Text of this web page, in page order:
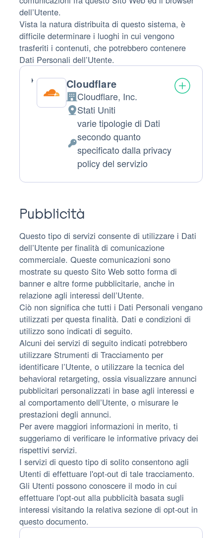
dell’Utente.
Vista la natura distribuita di questo sistema, è
difficile determinare i luoghi in cui vengono
trasferiti i contenuti, che potrebbero contenere
Dati Personali dell’Utente.
Cloudflare
Azienda:
Cloudflare, Inc.
Luogo
trattamento:
Stati Uniti
Dati
Personali
varie tipologie di Dati
secondo quanto
specificato dalla privacy
policy del servizio
Pubblicità
Questo tipo di servizi consente di utilizzare i Dati
dell’Utente per finalità di comunicazione
commerciale. Queste comunicazioni sono
mostrate su questo Sito Web sotto forma di
banner e altre forme pubblicitarie, anche in
relazione agli interessi dell’Utente.
Ciò non significa che tutti i Dati Personali vengano
utilizzati per questa finalità. Dati e condizioni di
utilizzo sono indicati di seguito.
Alcuni dei servizi di seguito indicati potrebbero
utilizzare Strumenti di Tracciamento per
identificare l’Utente, o utilizzare la tecnica del
behavioral retargeting, ossia visualizzare annunci
pubblicitari personalizzati in base agli interessi e
al comportamento dell’Utente, o misurare le
prestazioni degli annunci.
Per avere maggiori informazioni in merito, ti
suggeriamo di verificare le informative privacy dei
rispettivi servizi.
I servizi di questo tipo di solito consentono agli
Utenti di effettuare l'opt-out di tale tracciamento.
Gli Utenti possono conoscere il modo in cui
effettuare l'opt-out alla pubblicità basata sugli
interessi visitando la relativa sezione di opt-out in
questo documento.